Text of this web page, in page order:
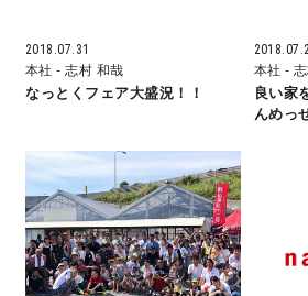
来店・見学
OWNER’S SITE オー
nattokuグループコーポ
2018.07.31
本社- 志村 和哉
なっとくフェア大盛況！！
本社 -
良い家
んめっ